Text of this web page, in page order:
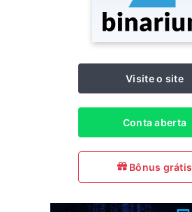
Visite o site
Conta aberta
Bônus grátis